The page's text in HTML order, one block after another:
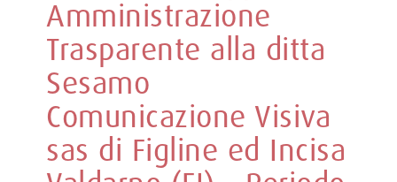
Amministrazione
Trasparente alla ditta
Sesamo
Comunicazione Visiva
sas di Figline ed Incisa